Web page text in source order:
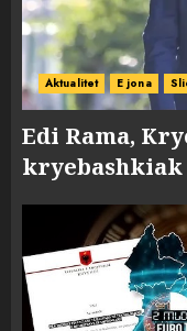
Aktualitet E jona
Edi Rama,